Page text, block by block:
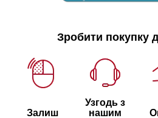
Зробити покупку
Залиш
Узгодь з
нашим